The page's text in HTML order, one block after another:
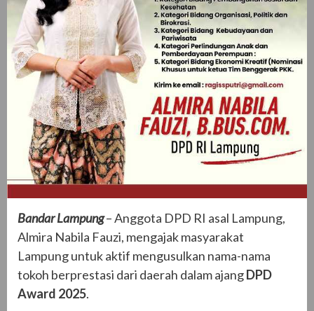
Bandar Lampung– Anggota DPD RI asal Lampung,
Almira Nabila Fauzi, mengajak masyarakat
Lampung untuk aktif mengusulkan nama-nama
tokoh berprestasi dari daerah dalam ajangDPD
Award 2025.